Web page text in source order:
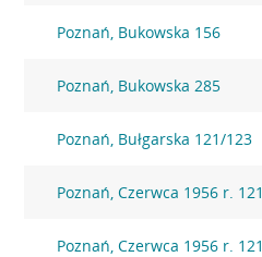
Poznań, Bukowska 156
Poznań, Bukowska 285
Poznań, Bułgarska 121/123
Poznań, Czerwca 1956 r. 121
Poznań, Czerwca 1956 r. 121